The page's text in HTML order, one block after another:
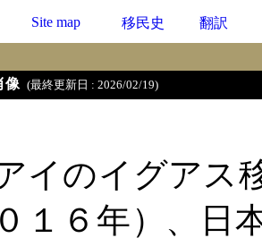
Site map 移民史 翻訳
像 (最終更新日 : 2026/02/19)
イのイグアス
１６年）、日